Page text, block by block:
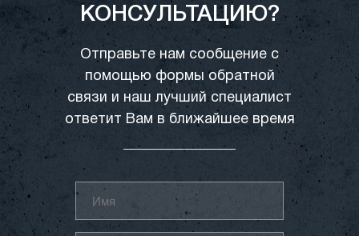
КОНСУЛЬТАЦИЮ?
Отправьте нам сообщение с
помощью формы обратной
связи и наш лучший специалист
ответит Вам в ближайшее время